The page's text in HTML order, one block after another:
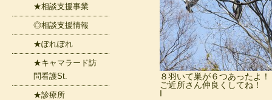
８羽いて巣が６つあったよ！
ご近所さん仲良くしてね！
I
★相談支援事業
◎相談支援情報
★ぽれぽれ
★キャマラード訪
問看護St.
★診療所